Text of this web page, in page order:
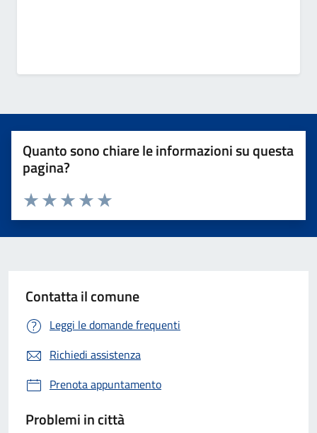
Quanto sono chiare le informazioni su questa
pagina?
Valuta 5 stelle su 5
Valuta 4 stelle su 5
Valuta 3 stelle su 5
Valuta 2 stelle su 5
Valuta 1 stelle su 5
Contatta il comune
Leggi le domande frequenti
Richiedi assistenza
Prenota appuntamento
Problemi in città